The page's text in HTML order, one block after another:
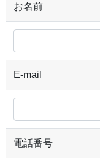
お名前
E-mail
電話番号